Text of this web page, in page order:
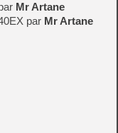
Mr Artane
par Mr Artane